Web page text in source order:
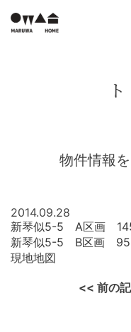
物件情報
2014.09.28
新琴似5-5 A区画
新琴似5-5 B区画
現地地図
<< 前の